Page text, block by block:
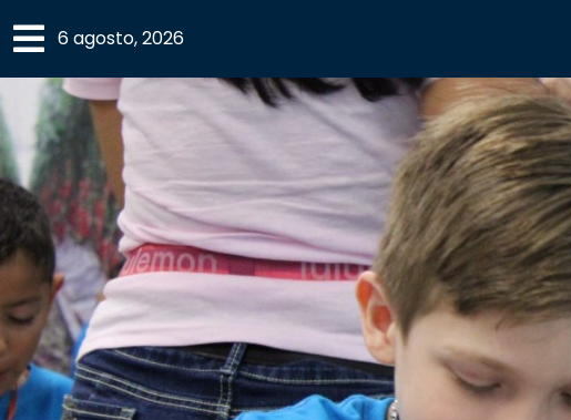
×
SECCIONES
ACADEMIA
CAMPUSUANL
COMUNIDADUANL
CULTURA
6 agosto, 2026